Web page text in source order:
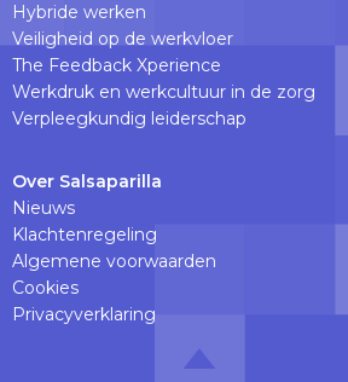
Hybride werken
Veiligheid op de werkvloer
The Feedback Xperience
Werkdruk en werkcultuur in de zorg
Verpleegkundig leiderschap
Over Salsaparilla
Nieuws
Klachtenregeling
Algemene voorwaarden
Cookies
Privacyverklaring